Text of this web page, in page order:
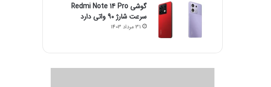
گوشی Redmi Note 14 Pro
سرعت شارژ 90 واتی دارد
31 مرداد 1403